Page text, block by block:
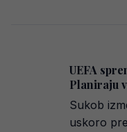
UEFA
Planiraju
Sukob
uskoro